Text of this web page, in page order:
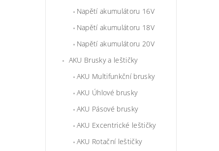
Napětí akumulátoru 16V
Napětí akumulátoru 18V
Napětí akumulátoru 20V
AKU Brusky a leštičky
AKU Multifunkční brusky
AKU Úhlové brusky
AKU Pásové brusky
AKU Excentrické leštičky
AKU Rotační leštičky